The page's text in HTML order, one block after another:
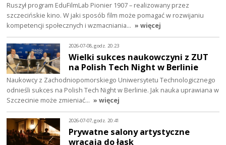
Ruszył program EduFilmLab Pionier 1907 – realizowany przez
szczecińskie kino. W jaki sposób film może pomagać w rozwijaniu
kompetencji społecznych i wzmacniania… » więcej
2026-07-08, godz. 20:23
Wielki sukces naukowczyni z ZUT
na Polish Tech Night w Berlinie
Naukowcy z Zachodniopomorskiego Uniwersytetu Technologicznego
odnieśli sukces na Polish Tech Night w Berlinie. Jak nauka uprawiana w
Szczecinie może zmieniać… » więcej
2026-07-07, godz. 20:41
Prywatne salony artystyczne
wracają do łask